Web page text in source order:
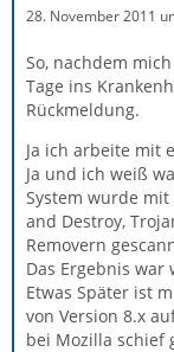
28. November 2011
So, nachdem
Tage ins
Rückmeldung.
Ja ich arbeite mit
Ja und ich weiß
System wurde
and Destroy,
Removern
Das Ergebnis
Etwas Später ist
von Version 8.x
bei Mozilla schief